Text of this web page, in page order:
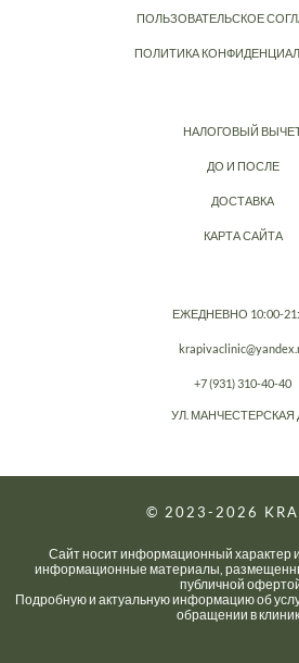
ПОЛЬЗОВАТЕЛЬСКОЕ
ПОЛИТИКА
НАЛОГОВЫЙ
ДО И ПОСЛЕ
ДОСТАВКА
КАРТА САЙТА
ЕЖЕДНЕВНО 10:00-
+7 (931) 310-40-40
УЛ. МАНЧЕСТЕРСКАЯ
© 2023-2026
Сайт носит информационный характер и
информационные материалы,
публичной
Подробную и актуальную информацию об
обращении в